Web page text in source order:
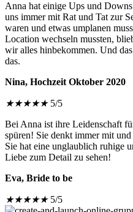
Anna hat einige Ups und
uns immer mit Rat und Tat zur
waren und etwas umplanen
Location wechseln mussten,
wir alles hinbekommen. Und
das.
Nina, Hochzeit Oktober 2020
★★★★★ 5/5
Bei Anna ist ihre Leidenschaft
spüren! Sie denkt immer mit
Sie hat eine unglaublich ruhige
Liebe zum Detail zu sehen!
Eva, Bride to be
★★★★★ 5/5